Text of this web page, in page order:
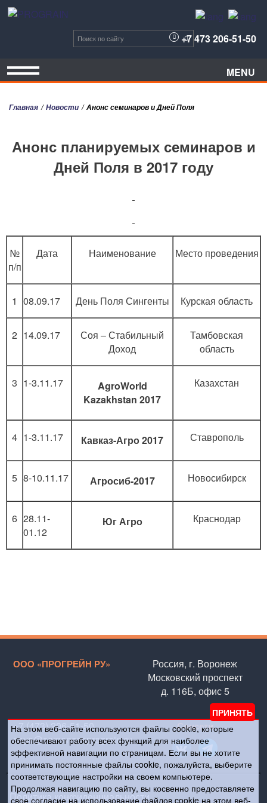
+7 473 206-51-50
MENU
Главная Новости Анонс семинаров и Дней Поля
Анонс планируемых семинаров и
Дней Поля в 2017 году
№
п/п
Дата Наименование Место проведения
1 08.09.17 День Поля Сингенты Курская область
2 14.09.17
Соя – Стабильный
Доход
Тамбовская
область
3 1-3.11.17
AgroWorld
Kazakhstan 2017
Казахстан
4 1-3.11.17 Кавказ-Агро 2017 Ставрополь
5 8-10.11.17 Агросиб-2017 Новосибирск
6 28.11-
01.12
Юг Агро Краснодар
ООО «ПРОГРЕЙН РУ»
Россия, г. Воронеж
Московский проспект
д. 116Б, офис 5
+7 (473) 206-51-50
soya@semencesprograin.ru
Соцсети
Политика конфиденциальности
Отправить
На этом веб-сайте используются файлы cookie, которые
обеспечивают работу всех функций для наиболее
эффективной навигации по страницам. Если вы не хотите
принимать постоянные файлы cookie, пожалуйста, выберите
соответствующие настройки на своем компьютере.
Продолжая навигацию по сайту, вы косвенно предоставляете
свое согласие на использование файлов cookie на этом веб-